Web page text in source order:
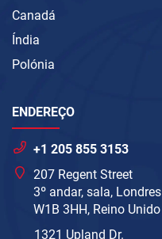
Canadá
Índia
Polónia
ENDEREÇO
+1 205 855 3153
207 Regent Street
3º andar, sala, Londres
W1B 3HH, Reino Unido
1321 Upland Dr.